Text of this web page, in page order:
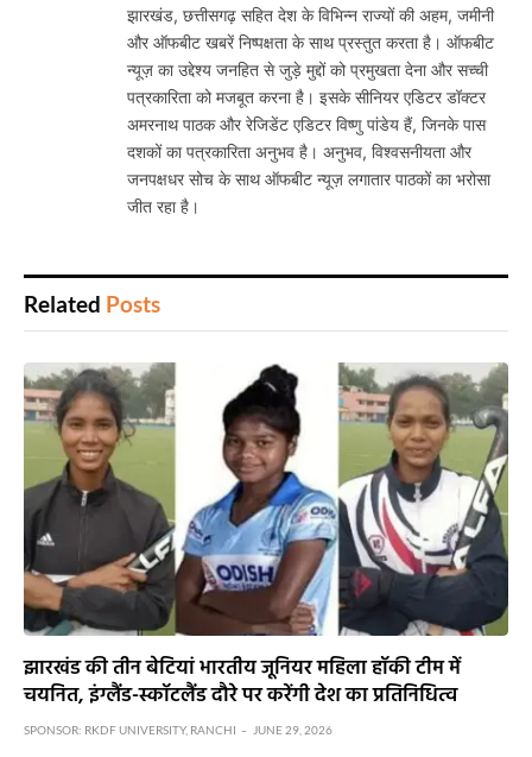
झारखंड, छत्तीसगढ़ सहित देश के विभिन्न राज्यों की अहम, जमीनी
और ऑफबीट खबरें निष्पक्षता के साथ प्रस्तुत करता है। ऑफबीट
न्यूज़ का उद्देश्य जनहित से जुड़े मुद्दों को प्रमुखता देना और सच्ची
पत्रकारिता को मजबूत करना है। इसके सीनियर एडिटर डॉक्टर
अमरनाथ पाठक और रेजिडेंट एडिटर विष्णु पांडेय हैं, जिनके पास
दशकों का पत्रकारिता अनुभव है। अनुभव, विश्वसनीयता और
जनपक्षधर सोच के साथ ऑफबीट न्यूज़ लगातार पाठकों का भरोसा
जीत रहा है।
Related Posts
झारखंड की तीन बेटियां भारतीय जूनियर महिला हॉकी टीम में
चयनित, इंग्लैंड-स्कॉटलैंड दौरे पर करेंगी देश का प्रतिनिधित्व
SPONSOR: RKDF UNIVERSITY, RANCHI JUNE 29, 2026